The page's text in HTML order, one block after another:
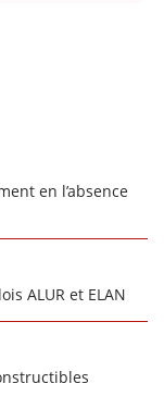
en l’absence
ALUR et ELAN